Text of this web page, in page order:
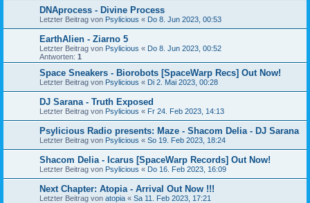
DNAprocess - Divine Process
Letzter Beitrag von Psylicious « Do 8. Jun 2023, 00:53
EarthAlien - Ziarno 5
Letzter Beitrag von Psylicious « Do 8. Jun 2023, 00:52
Antworten: 1
Space Sneakers - Biorobots [SpaceWarp Recs] Out Now!
Letzter Beitrag von Psylicious « Di 2. Mai 2023, 00:28
DJ Sarana - Truth Exposed
Letzter Beitrag von Psylicious « Fr 24. Feb 2023, 14:13
Psylicious Radio presents: Maze - Shacom Delia - DJ Sarana
Letzter Beitrag von Psylicious « So 19. Feb 2023, 18:24
Shacom Delia - Icarus [SpaceWarp Records] Out Now!
Letzter Beitrag von Psylicious « Do 16. Feb 2023, 16:09
Next Chapter: Atopia - Arrival Out Now !!!
Letzter Beitrag von atopia « Sa 11. Feb 2023, 17:21